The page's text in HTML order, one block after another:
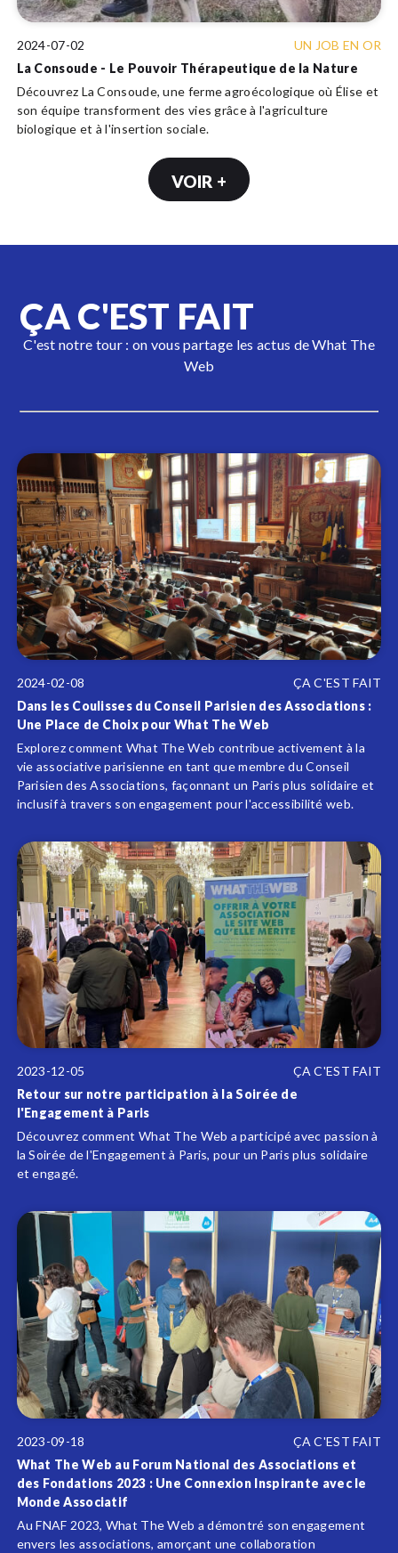
2024-07-02
UN JOB EN OR
La Consoude - Le Pouvoir Thérapeutique de la Nature
Découvrez La Consoude, une ferme agroécologique où Élise et
son équipe transforment des vies grâce à l'agriculture
biologique et à l'insertion sociale.
VOIR +
ÇA C'EST FAIT
C'est notre tour : on vous partage les actus de What The
Web
2024-02-08
ÇA C'EST FAIT
Dans les Coulisses du Conseil Parisien des Associations :
Une Place de Choix pour What The Web
Explorez comment What The Web contribue activement à la
vie associative parisienne en tant que membre du Conseil
Parisien des Associations, façonnant un Paris plus solidaire et
inclusif à travers son engagement pour l'accessibilité web.
2023-12-05
ÇA C'EST FAIT
Retour sur notre participation à la Soirée de
l'Engagement à Paris
Découvrez comment What The Web a participé avec passion à
la Soirée de l'Engagement à Paris, pour un Paris plus solidaire
et engagé.
2023-09-18
ÇA C'EST FAIT
What The Web au Forum National des Associations et
des Fondations 2023 : Une Connexion Inspirante avec le
Monde Associatif
Au FNAF 2023, What The Web a démontré son engagement
envers les associations, amorçant une collaboration